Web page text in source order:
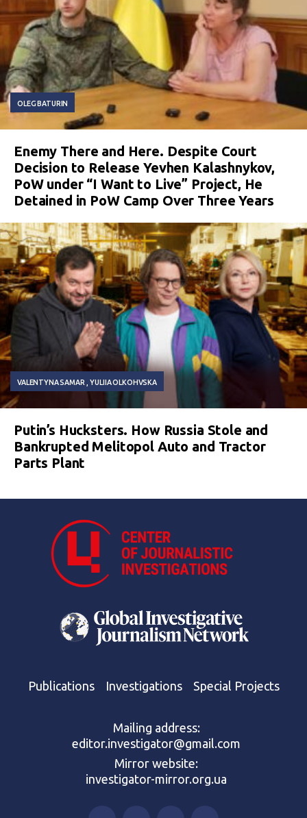
OLEG BATURIN
Enemy There and Here. Despite Court
Decision to Release Yevhen Kalashnykov,
PoW under “I Want to Live” Project, He
Detained in PoW Camp Over Three Years
VALENTYNA SAMAR YULIIA OLKOHVSKA
Putin’s Hucksters. How Russia Stole and
Bankrupted Melitopol Auto and Tractor
Parts Plant
Publications Investigations Special Projects
Mailing address:
editor.investigator@gmail.com
Mirror website:
investigator-mirror.org.ua